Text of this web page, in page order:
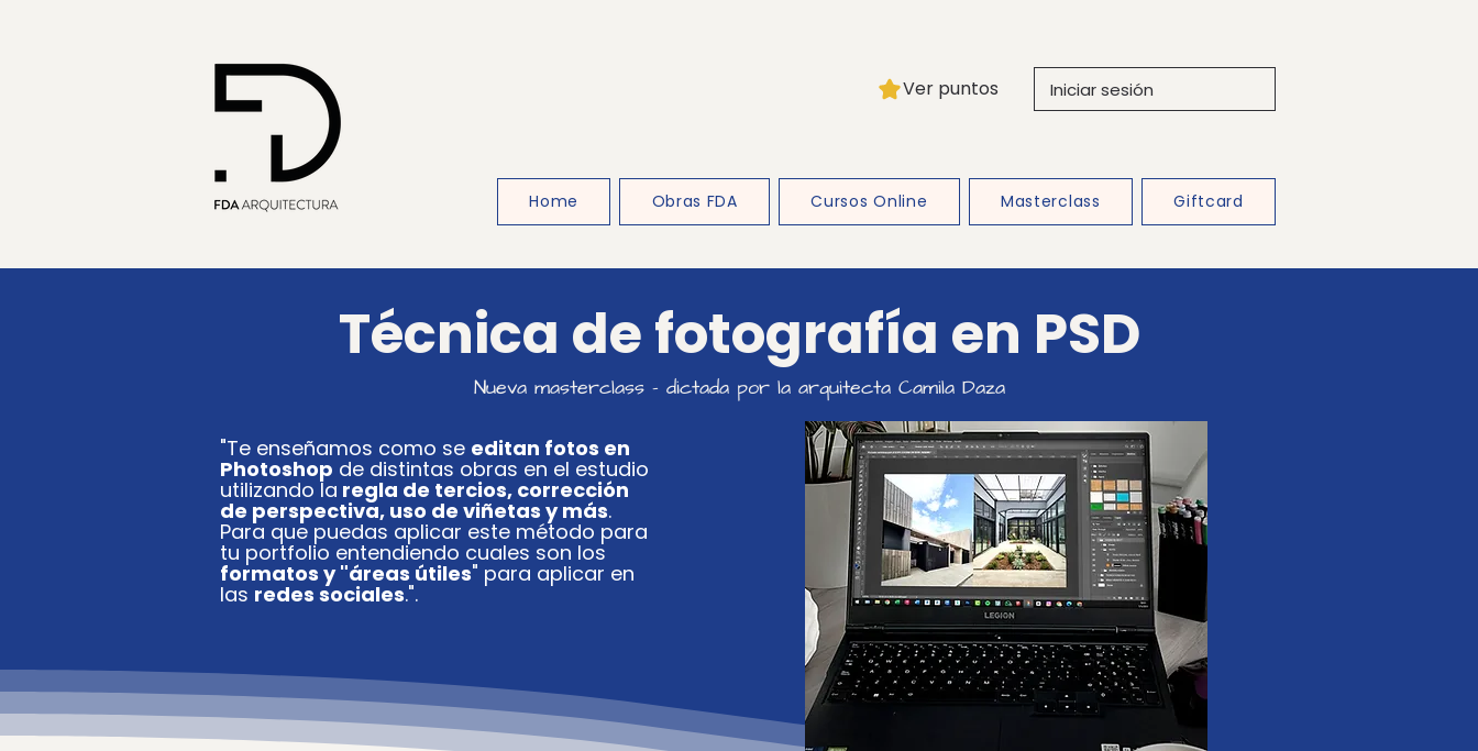
Ver puntos Iniciar sesión
Home Obras FDA Cursos Online Masterclass Giftcard
Técnica de fotografía en PSD
Nueva masterclass - dictada por la arquitecta Camila Daza
"Te enseñamos como se editan fotos en
Photoshop de distintas obras en el estudio
utilizando la regla de tercios, corrección
de perspectiva, uso de viñetas y más.
Para que puedas aplicar este método para
tu portfolio entendiendo cuales son los
formatos y "áreas útiles" para aplicar en
las redes sociales.".